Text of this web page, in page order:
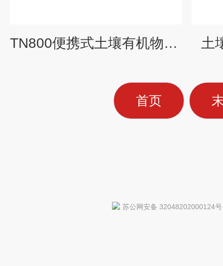
TN800便携式土壤有机物快速测定仪 土
首页
苏公网安备 32048202000124号